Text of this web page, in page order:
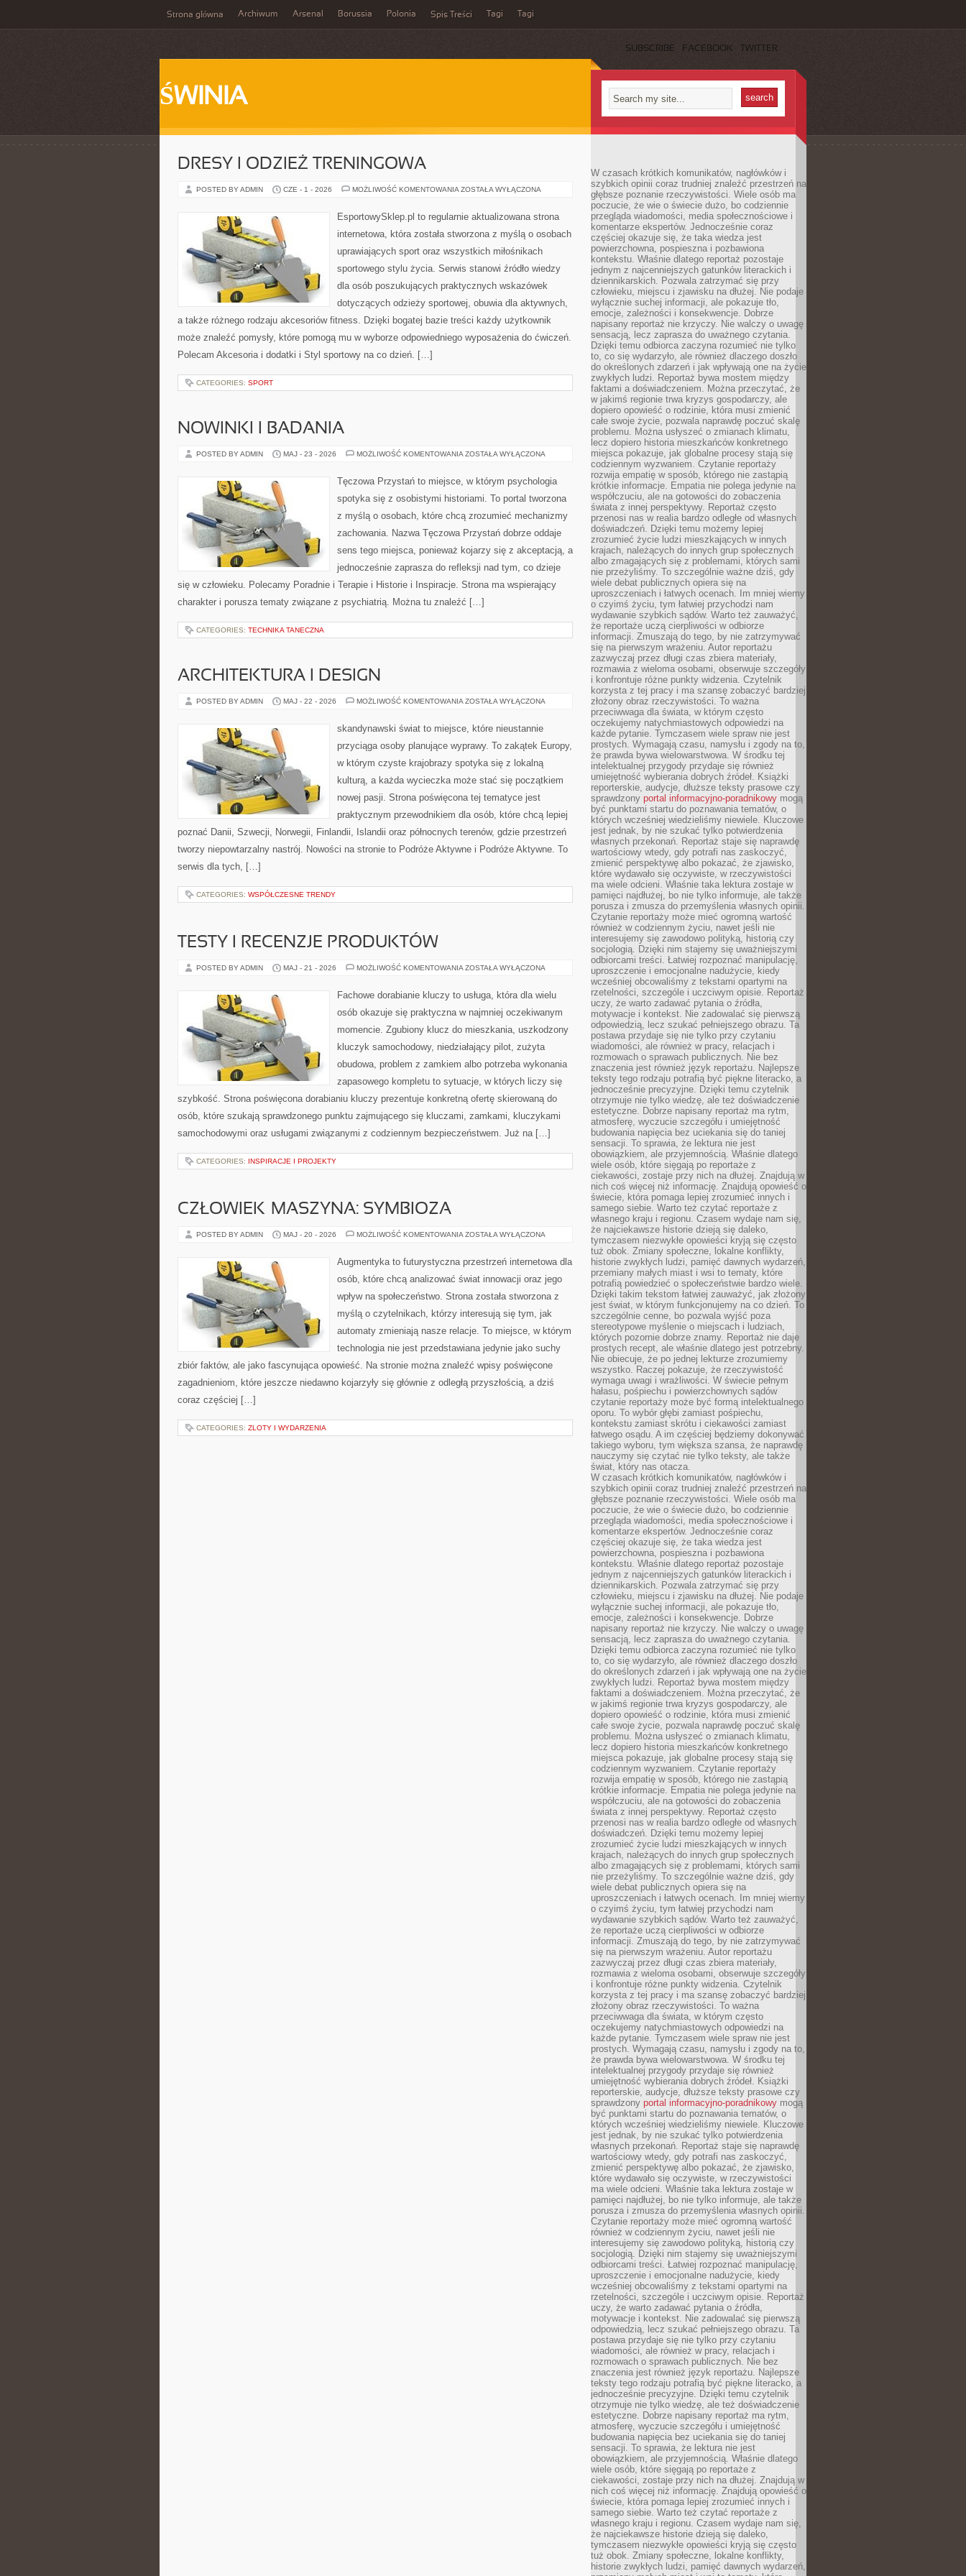
Strona główna Archiwum Arsenal Borussia Polonia Spis Treści Tagi Tagi
SUBSCRIBE FACEBOOK TWITTER
ŚWINIA
DRESY I ODZIEŻ TRENINGOWA
POSTED BY ADMIN CZE - 1 - 2026 MOŻLIWOŚĆ KOMENTOWANIA DRESY
TRENINGOWA
ZOSTAŁA WYŁĄCZONA
EsportowySklep.pl to regularnie aktualizowana strona
internetowa, która została stworzona z myślą o osobach
uprawiających sport oraz wszystkich miłośnikach
sportowego stylu życia. Serwis stanowi źródło wiedzy
dla osób poszukujących praktycznych wskazówek
dotyczących odzieży sportowej, obuwia dla aktywnych,
a także różnego rodzaju akcesoriów fitness. Dzięki bogatej bazie treści każdy użytkownik
może znaleźć pomysły, które pomogą mu w wyborze odpowiedniego wyposażenia do ćwiczeń.
Polecam Akcesoria i dodatki i Styl sportowy na co dzień. […]
CATEGORIES: SPORT
NOWINKI I BADANIA
POSTED BY ADMIN MAJ - 23 - 2026 MOŻLIWOŚĆ KOMENTOWANIA NOWINKI
ZOSTAŁA WYŁĄCZONA
Tęczowa Przystań to miejsce, w którym psychologia
spotyka się z osobistymi historiami. To portal tworzona
z myślą o osobach, które chcą zrozumieć mechanizmy
zachowania. Nazwa Tęczowa Przystań dobrze oddaje
sens tego miejsca, ponieważ kojarzy się z akceptacją, a
jednocześnie zaprasza do refleksji nad tym, co dzieje
się w człowieku. Polecamy Poradnie i Terapie i Historie i Inspiracje. Strona ma wspierający
charakter i porusza tematy związane z psychiatrią. Można tu znaleźć […]
CATEGORIES: TECHNIKA TANECZNA
ARCHITEKTURA I DESIGN
POSTED BY ADMIN MAJ - 22 - 2026 MOŻLIWOŚĆ KOMENTOWANIA ARCHITEKTURA
ZOSTAŁA WYŁĄCZONA
skandynawski świat to miejsce, które nieustannie
przyciąga osoby planujące wyprawy. To zakątek Europy,
w którym czyste krajobrazy spotyka się z lokalną
kulturą, a każda wycieczka może stać się początkiem
nowej pasji. Strona poświęcona tej tematyce jest
praktycznym przewodnikiem dla osób, które chcą lepiej
poznać Danii, Szwecji, Norwegii, Finlandii, Islandii oraz północnych terenów, gdzie przestrzeń
tworzy niepowtarzalny nastrój. Nowości na stronie to Podróże Aktywne i Podróże Aktywne. To
serwis dla tych, […]
CATEGORIES: WSPÓŁCZESNE TRENDY
TESTY I RECENZJE PRODUKTÓW
POSTED BY ADMIN MAJ - 21 - 2026 MOŻLIWOŚĆ KOMENTOWANIA TESTY
PRODUKTÓW
ZOSTAŁA WYŁĄCZONA
Fachowe dorabianie kluczy to usługa, która dla wielu
osób okazuje się praktyczna w najmniej oczekiwanym
momencie. Zgubiony klucz do mieszkania, uszkodzony
kluczyk samochodowy, niedziałający pilot, zużyta
obudowa, problem z zamkiem albo potrzeba wykonania
zapasowego kompletu to sytuacje, w których liczy się
szybkość. Strona poświęcona dorabianiu kluczy prezentuje konkretną ofertę skierowaną do
osób, które szukają sprawdzonego punktu zajmującego się kluczami, zamkami, kluczykami
samochodowymi oraz usługami związanymi z codziennym bezpieczeństwem. Już na […]
CATEGORIES: INSPIRACJE I PROJEKTY
CZŁOWIEK–MASZYNA: SYMBIOZA
POSTED BY ADMIN MAJ - 20 - 2026 MOŻLIWOŚĆ KOMENTOWANIA CZŁOWIEK–
ZOSTAŁA WYŁĄCZONA
Augmentyka to futurystyczna przestrzeń internetowa dla
osób, które chcą analizować świat innowacji oraz jego
wpływ na społeczeństwo. Strona została stworzona z
myślą o czytelnikach, którzy interesują się tym, jak
automaty zmieniają nasze relacje. To miejsce, w którym
technologia nie jest przedstawiana jedynie jako suchy
zbiór faktów, ale jako fascynująca opowieść. Na stronie można znaleźć wpisy poświęcone
zagadnieniom, które jeszcze niedawno kojarzyły się głównie z odległą przyszłością, a dziś
coraz częściej […]
CATEGORIES: ZLOTY I WYDARZENIA
W czasach krótkich komunikatów, nagłówków i
szybkich opinii coraz trudniej znaleźć przestrzeń na
głębsze poznanie rzeczywistości. Wiele osób ma
poczucie, że wie o świecie dużo, bo codziennie
przegląda wiadomości, media społecznościowe i
komentarze ekspertów. Jednocześnie coraz
częściej okazuje się, że taka wiedza jest
powierzchowna, pospieszna i pozbawiona
kontekstu. Właśnie dlatego reportaż pozostaje
jednym z najcenniejszych gatunków literackich i
dziennikarskich. Pozwala zatrzymać się przy
człowieku, miejscu i zjawisku na dłużej. Nie podaje
wyłącznie suchej informacji, ale pokazuje tło,
emocje, zależności i konsekwencje. Dobrze
napisany reportaż nie krzyczy. Nie walczy o uwagę
sensacją, lecz zaprasza do uważnego czytania.
Dzięki temu odbiorca zaczyna rozumieć nie tylko
to, co się wydarzyło, ale również dlaczego doszło
do określonych zdarzeń i jak wpływają one na życie
zwykłych ludzi. Reportaż bywa mostem między
faktami a doświadczeniem. Można przeczytać, że
w jakimś regionie trwa kryzys gospodarczy, ale
dopiero opowieść o rodzinie, która musi zmienić
całe swoje życie, pozwala naprawdę poczuć skalę
problemu. Można usłyszeć o zmianach klimatu,
lecz dopiero historia mieszkańców konkretnego
miejsca pokazuje, jak globalne procesy stają się
codziennym wyzwaniem. Czytanie reportaży
rozwija empatię w sposób, którego nie zastąpią
krótkie informacje. Empatia nie polega jedynie na
współczuciu, ale na gotowości do zobaczenia
świata z innej perspektywy. Reportaż często
przenosi nas w realia bardzo odległe od własnych
doświadczeń. Dzięki temu możemy lepiej
zrozumieć życie ludzi mieszkających w innych
krajach, należących do innych grup społecznych
albo zmagających się z problemami, których sami
nie przeżyliśmy. To szczególnie ważne dziś, gdy
wiele debat publicznych opiera się na
uproszczeniach i łatwych ocenach. Im mniej wiemy
o czyimś życiu, tym łatwiej przychodzi nam
wydawanie szybkich sądów. Warto też zauważyć,
że reportaże uczą cierpliwości w odbiorze
informacji. Zmuszają do tego, by nie zatrzymywać
się na pierwszym wrażeniu. Autor reportażu
zazwyczaj przez długi czas zbiera materiały,
rozmawia z wieloma osobami, obserwuje szczegóły
i konfrontuje różne punkty widzenia. Czytelnik
korzysta z tej pracy i ma szansę zobaczyć bardziej
złożony obraz rzeczywistości. To ważna
przeciwwaga dla świata, w którym często
oczekujemy natychmiastowych odpowiedzi na
każde pytanie. Tymczasem wiele spraw nie jest
prostych. Wymagają czasu, namysłu i zgody na to,
że prawda bywa wielowarstwowa. W środku tej
intelektualnej przygody przydaje się również
umiejętność wybierania dobrych źródeł. Książki
reporterskie, audycje, dłuższe teksty prasowe czy
sprawdzony portal informacyjno-poradnikowy mogą
być punktami startu do poznawania tematów, o
których wcześniej wiedzieliśmy niewiele. Kluczowe
jest jednak, by nie szukać tylko potwierdzenia
własnych przekonań. Reportaż staje się naprawdę
wartościowy wtedy, gdy potrafi nas zaskoczyć,
zmienić perspektywę albo pokazać, że zjawisko,
które wydawało się oczywiste, w rzeczywistości
ma wiele odcieni. Właśnie taka lektura zostaje w
pamięci najdłużej, bo nie tylko informuje, ale także
porusza i zmusza do przemyślenia własnych opinii.
Czytanie reportaży może mieć ogromną wartość
również w codziennym życiu, nawet jeśli nie
interesujemy się zawodowo polityką, historią czy
socjologią. Dzięki nim stajemy się uważniejszymi
odbiorcami treści. Łatwiej rozpoznać manipulację,
uproszczenie i emocjonalne nadużycie, kiedy
wcześniej obcowaliśmy z tekstami opartymi na
rzetelności, szczególe i uczciwym opisie. Reportaż
uczy, że warto zadawać pytania o źródła,
motywacje i kontekst. Nie zadowalać się pierwszą
odpowiedzią, lecz szukać pełniejszego obrazu. Ta
postawa przydaje się nie tylko przy czytaniu
wiadomości, ale również w pracy, relacjach i
rozmowach o sprawach publicznych. Nie bez
znaczenia jest również język reportażu. Najlepsze
teksty tego rodzaju potrafią być piękne literacko, a
jednocześnie precyzyjne. Dzięki temu czytelnik
otrzymuje nie tylko wiedzę, ale też doświadczenie
estetyczne. Dobrze napisany reportaż ma rytm,
atmosferę, wyczucie szczegółu i umiejętność
budowania napięcia bez uciekania się do taniej
sensacji. To sprawia, że lektura nie jest
obowiązkiem, ale przyjemnością. Właśnie dlatego
wiele osób, które sięgają po reportaże z
ciekawości, zostaje przy nich na dłużej. Znajdują w
nich coś więcej niż informację. Znajdują opowieść o
świecie, która pomaga lepiej zrozumieć innych i
samego siebie. Warto też czytać reportaże z
własnego kraju i regionu. Czasem wydaje nam się,
że najciekawsze historie dzieją się daleko,
tymczasem niezwykłe opowieści kryją się często
tuż obok. Zmiany społeczne, lokalne konflikty,
historie zwykłych ludzi, pamięć dawnych wydarzeń,
przemiany małych miast i wsi to tematy, które
potrafią powiedzieć o społeczeństwie bardzo wiele.
Dzięki takim tekstom łatwiej zauważyć, jak złożony
jest świat, w którym funkcjonujemy na co dzień. To
szczególnie cenne, bo pozwala wyjść poza
stereotypowe myślenie o miejscach i ludziach,
których pozornie dobrze znamy. Reportaż nie daje
prostych recept, ale właśnie dlatego jest potrzebny.
Nie obiecuje, że po jednej lekturze zrozumiemy
wszystko. Raczej pokazuje, że rzeczywistość
wymaga uwagi i wrażliwości. W świecie pełnym
hałasu, pośpiechu i powierzchownych sądów
czytanie reportaży może być formą intelektualnego
oporu. To wybór głębi zamiast pośpiechu,
kontekstu zamiast skrótu i ciekawości zamiast
łatwego osądu. A im częściej będziemy dokonywać
takiego wyboru, tym większa szansa, że naprawdę
nauczymy się czytać nie tylko teksty, ale także
świat, który nas otacza.
W czasach krótkich komunikatów, nagłówków i
szybkich opinii coraz trudniej znaleźć przestrzeń na
głębsze poznanie rzeczywistości. Wiele osób ma
poczucie, że wie o świecie dużo, bo codziennie
przegląda wiadomości, media społecznościowe i
komentarze ekspertów. Jednocześnie coraz
częściej okazuje się, że taka wiedza jest
powierzchowna, pospieszna i pozbawiona
kontekstu. Właśnie dlatego reportaż pozostaje
jednym z najcenniejszych gatunków literackich i
dziennikarskich. Pozwala zatrzymać się przy
człowieku, miejscu i zjawisku na dłużej. Nie podaje
wyłącznie suchej informacji, ale pokazuje tło,
emocje, zależności i konsekwencje. Dobrze
napisany reportaż nie krzyczy. Nie walczy o uwagę
sensacją, lecz zaprasza do uważnego czytania.
Dzięki temu odbiorca zaczyna rozumieć nie tylko
to, co się wydarzyło, ale również dlaczego doszło
do określonych zdarzeń i jak wpływają one na życie
zwykłych ludzi. Reportaż bywa mostem między
faktami a doświadczeniem. Można przeczytać, że
w jakimś regionie trwa kryzys gospodarczy, ale
dopiero opowieść o rodzinie, która musi zmienić
całe swoje życie, pozwala naprawdę poczuć skalę
problemu. Można usłyszeć o zmianach klimatu,
lecz dopiero historia mieszkańców konkretnego
miejsca pokazuje, jak globalne procesy stają się
codziennym wyzwaniem. Czytanie reportaży
rozwija empatię w sposób, którego nie zastąpią
krótkie informacje. Empatia nie polega jedynie na
współczuciu, ale na gotowości do zobaczenia
świata z innej perspektywy. Reportaż często
przenosi nas w realia bardzo odległe od własnych
doświadczeń. Dzięki temu możemy lepiej
zrozumieć życie ludzi mieszkających w innych
krajach, należących do innych grup społecznych
albo zmagających się z problemami, których sami
nie przeżyliśmy. To szczególnie ważne dziś, gdy
wiele debat publicznych opiera się na
uproszczeniach i łatwych ocenach. Im mniej wiemy
o czyimś życiu, tym łatwiej przychodzi nam
wydawanie szybkich sądów. Warto też zauważyć,
że reportaże uczą cierpliwości w odbiorze
informacji. Zmuszają do tego, by nie zatrzymywać
się na pierwszym wrażeniu. Autor reportażu
zazwyczaj przez długi czas zbiera materiały,
rozmawia z wieloma osobami, obserwuje szczegóły
i konfrontuje różne punkty widzenia. Czytelnik
korzysta z tej pracy i ma szansę zobaczyć bardziej
złożony obraz rzeczywistości. To ważna
przeciwwaga dla świata, w którym często
oczekujemy natychmiastowych odpowiedzi na
każde pytanie. Tymczasem wiele spraw nie jest
prostych. Wymagają czasu, namysłu i zgody na to,
że prawda bywa wielowarstwowa. W środku tej
intelektualnej przygody przydaje się również
umiejętność wybierania dobrych źródeł. Książki
reporterskie, audycje, dłuższe teksty prasowe czy
sprawdzony portal informacyjno-poradnikowy mogą
być punktami startu do poznawania tematów, o
których wcześniej wiedzieliśmy niewiele. Kluczowe
jest jednak, by nie szukać tylko potwierdzenia
własnych przekonań. Reportaż staje się naprawdę
wartościowy wtedy, gdy potrafi nas zaskoczyć,
zmienić perspektywę albo pokazać, że zjawisko,
które wydawało się oczywiste, w rzeczywistości
ma wiele odcieni. Właśnie taka lektura zostaje w
pamięci najdłużej, bo nie tylko informuje, ale także
porusza i zmusza do przemyślenia własnych opinii.
Czytanie reportaży może mieć ogromną wartość
również w codziennym życiu, nawet jeśli nie
interesujemy się zawodowo polityką, historią czy
socjologią. Dzięki nim stajemy się uważniejszymi
odbiorcami treści. Łatwiej rozpoznać manipulację,
uproszczenie i emocjonalne nadużycie, kiedy
wcześniej obcowaliśmy z tekstami opartymi na
rzetelności, szczególe i uczciwym opisie. Reportaż
uczy, że warto zadawać pytania o źródła,
motywacje i kontekst. Nie zadowalać się pierwszą
odpowiedzią, lecz szukać pełniejszego obrazu. Ta
postawa przydaje się nie tylko przy czytaniu
wiadomości, ale również w pracy, relacjach i
rozmowach o sprawach publicznych. Nie bez
znaczenia jest również język reportażu. Najlepsze
teksty tego rodzaju potrafią być piękne literacko, a
jednocześnie precyzyjne. Dzięki temu czytelnik
otrzymuje nie tylko wiedzę, ale też doświadczenie
estetyczne. Dobrze napisany reportaż ma rytm,
atmosferę, wyczucie szczegółu i umiejętność
budowania napięcia bez uciekania się do taniej
sensacji. To sprawia, że lektura nie jest
obowiązkiem, ale przyjemnością. Właśnie dlatego
wiele osób, które sięgają po reportaże z
ciekawości, zostaje przy nich na dłużej. Znajdują w
nich coś więcej niż informację. Znajdują opowieść o
świecie, która pomaga lepiej zrozumieć innych i
samego siebie. Warto też czytać reportaże z
własnego kraju i regionu. Czasem wydaje nam się,
że najciekawsze historie dzieją się daleko,
tymczasem niezwykłe opowieści kryją się często
tuż obok. Zmiany społeczne, lokalne konflikty,
historie zwykłych ludzi, pamięć dawnych wydarzeń,